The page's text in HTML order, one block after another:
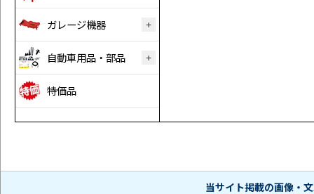
ガレージ機器
自動車用品・部品
特価品
当サイト掲載の画像・